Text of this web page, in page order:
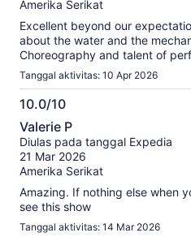
Amerika Serikat
Excellent beyond our
about the water and the
Choreography and talent of
Tanggal aktivitas: 10 Apr 2026
10.0/10
10.0
dari
10
Valerie P
Diulas pada tanggal Expedia
21 Mar 2026
Amerika Serikat
Amazing. If nothing else when
see this show
Tanggal aktivitas: 14 Mar 2026